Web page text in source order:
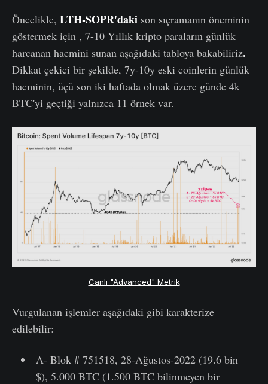
Öncelikle, LTH-SOPR'daki son sıçramanın öneminin
göstermek için , 7-10 Yıllık kripto paraların günlük
harcanan hacmini sunan aşağıdaki tabloya bakabiliriz.
Dikkat çekici bir şekilde, 7y-10y eski coinlerin günlük
hacminin, üçü son iki haftada olmak üzere günde 4k
BTC'yi geçtiği yalnızca 11 örnek var.
Canlı "Advanced" Metrik
Vurgulanan işlemler aşağıdaki gibi karakterize
edilebilir:
A- Blok # 751518, 28-Ağustos-2022 (19.6 bin
$), 5.000 BTC (1.500 BTC bilinmeyen bir